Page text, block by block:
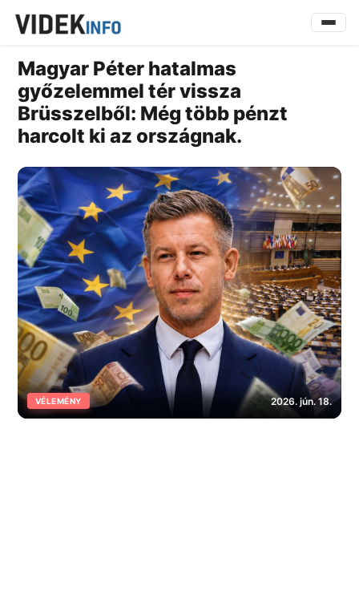
Magyar Péter hatalmas
győzelemmel tér vissza
Brüsszelből: Még több pénzt
harcolt ki az országnak.
VÉLEMÉNY 2026. jún. 18.